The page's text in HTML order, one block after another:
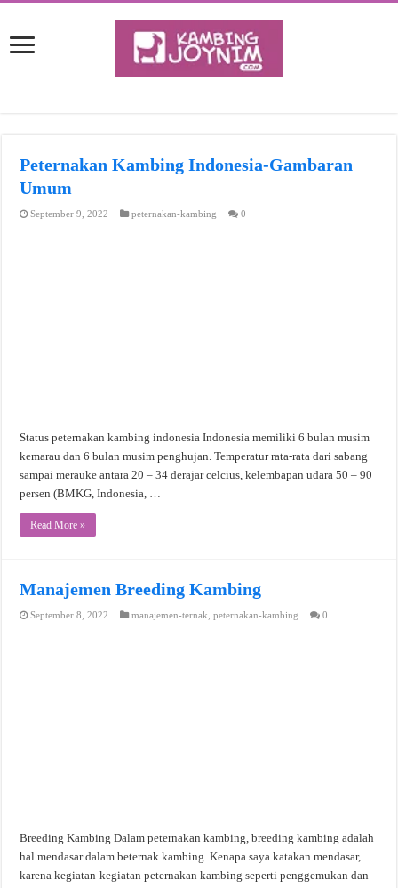
Peternakan Kambing Indonesia-Gambaran
Umum
September 9, 2022 peternakan-kambing 0
Status peternakan kambing indonesia Indonesia memiliki 6 bulan musim
kemarau dan 6 bulan musim penghujan. Temperatur rata-rata dari sabang
sampai merauke antara 20 – 34 derajar celcius, kelembapan udara 50 – 90
persen (BMKG, Indonesia, …
Read More »
Manajemen Breeding Kambing
September 8, 2022 manajemen-ternak ,peternakan-kambing 0
Breeding Kambing Dalam peternakan kambing, breeding kambing adalah
hal mendasar dalam beternak kambing. Kenapa saya katakan mendasar,
karena kegiatan-kegiatan peternakan kambing seperti penggemukan dan